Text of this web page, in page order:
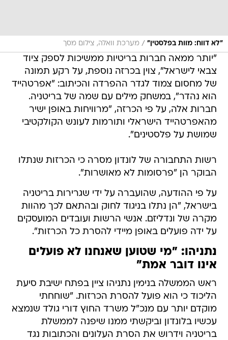
"לא דווח: מוות בפלסטין" / מערכת וואלה, צילום מסך
"יותר ממאה חברות בריטיות ממשיכות לספק ציוד
צבאי לישראל", צוין בכרזה נוספת, על רקע תמונה
של מחסום צמוד לגדר ההפרדה והכיתוב: "אפרטהייד
הוא נהדר", במשחק מילים עם שמה של בריטניה.
חברות אלה, על פי הכרזה, "מרוויחות באופן ישיר
מהאפרטהייד הישראלי ותורמות לעונש הקולקטיבי
שמושת על פלסטינים".
רשות התחבורה של לונדון מסרה כי הכרזות שנתלו
הבוקר הן "פרסומות לא מאושרות".
על פי ההודעה, שהועברה על ידי שגרירות בריטניה
בישראל, "הן נתלו בניגוד לחוק ובהתאם לכך מהוות
מקרה של ונדליזם. אנשי הרשות ועובדים המועסקים
על ידה פועלים באופן מיידי להסרת כל הכרזות".
נתניהו: "מי שטוען שאנחנו לא פועלים 
אינו דובר אמת"
ראש הממשלה בנימין נתניהו ציין בפתח ישיבת סיעת
הליכוד כי הוא פועל להסרת הכרזות. "שוחחתי
מוקדם יותר עם מנכ"ל משרד החוץ דורי גולד שנמצא
עכשיו בלונדון וביקשתי ממנו שיפנה לממשלת
בריטניה וידרוש את הסרת העלונים והכתובות נגד